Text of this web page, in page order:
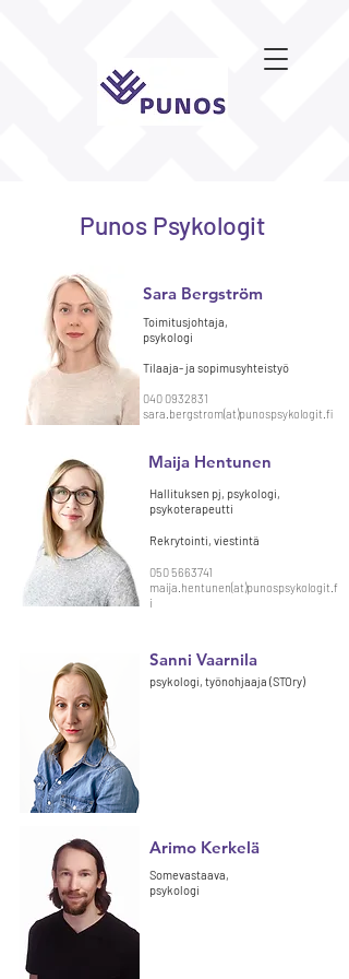
Punos Psykologit
Sara Bergström
Toimitusjohtaja,
psykologi
Tilaaja-ja sopimusyhteistyö
040 0932831
sara.bergstrom(at)punospsykologit.fi
Maija Hentunen
Hallituksen pj, psykologi,
psykoterapeutti
Rekrytointi, viestintä
050 5663741
maija.hentunen(at)punospsykologit.f
i
Sanni Vaarnila
psykologi, työnohjaaja (STOry)
Arimo Kerkelä
Somevastaava,
psykologi